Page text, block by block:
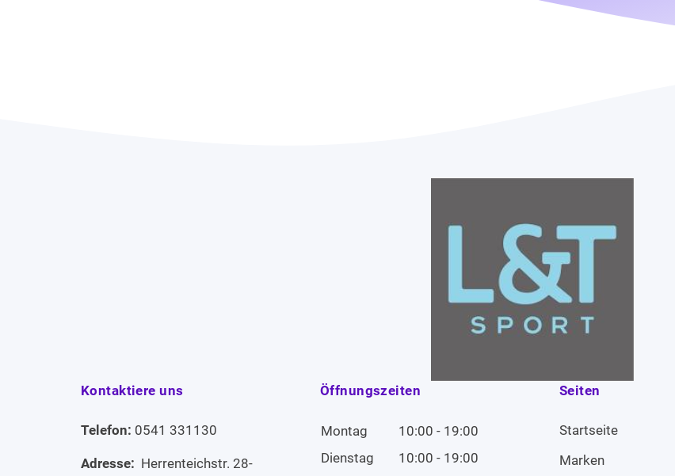
Kontaktiere uns
Telefon: 0541 331130
Adresse: Herrenteichstr. 28-
Öffnungszeiten
Montag
10:00 - 19:00
Dienstag
10:00 - 19:00
Seiten
Startseite
Marken